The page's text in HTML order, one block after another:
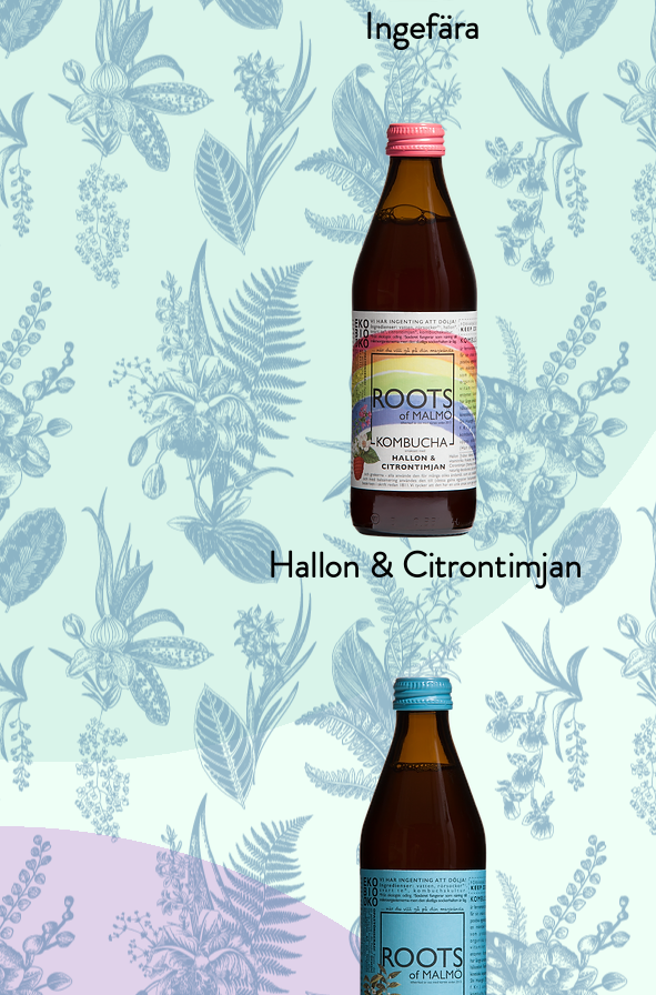
Ingefära
Hallon & Citrontimjan